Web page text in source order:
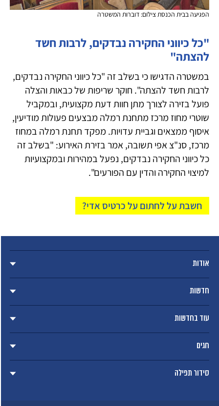
הפגיעה בבית הכנסת צילום: דוברות המשטרה
"כל כיווני החקירה נבדקים, לרבות חשד
להצתה"
במשטרה הדגישו כי בשלב זה "כל כיווני החקירה נבדקים,
לרבות חשד להצתה". חוקר שריפות של כבאות והצלה
פועל בזירה לצורך מתן חוות דעת מקצועית, ובמקביל
שוטרי מחוז מרכז מתחנת רמלה מבצעים פעולות מודיעין,
איסוף ממצאים וגביית עדויות. מפקד תחנת רמלה במחוז
מרכז, סנ"צ אפי תשובה, אמר בזירת האירוע: "בשלב זה
כל כיווני החקירה נבדקים, נפעל במהירות ובמקצועיות
למיצוי החקירה והדין עם הפורעים".
חשבת על לחתום על כרטיס אדי?
אודות
חדשות
עוד בחדשות
חגים
סידור תפילה